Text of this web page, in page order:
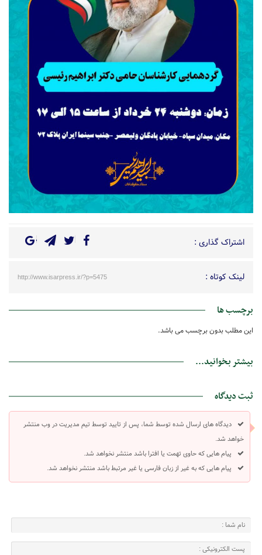
اشتراک گذاری :
لینک کوتاه : http://www.isarpress.ir/?p=5475
برچسب ها
این مطلب بدون برچسب می باشد.
بیشتر بخوانید...
ثبت دیدگاه
دیدگاه های ارسال شده توسط شما، پس از تایید توسط تیم مدیریت در وب منتشر
خواهد شد.
پیام هایی که حاوی تهمت یا افترا باشد منتشر نخواهد شد.
پیام هایی که به غیر از زبان فارسی یا غیر مرتبط باشد منتشر نخواهد شد.